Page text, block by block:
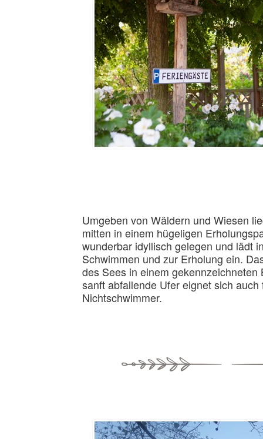
Umgeben von Wäldern und Wiesen
mitten in einem hügeligen
wunderbar idyllisch gelegen und lädt
Schwimmen und zur Erholung ein.
des Sees in einem gekennzeichneten
sanft abfallende Ufer eignet sich
Nichtschwimmer.